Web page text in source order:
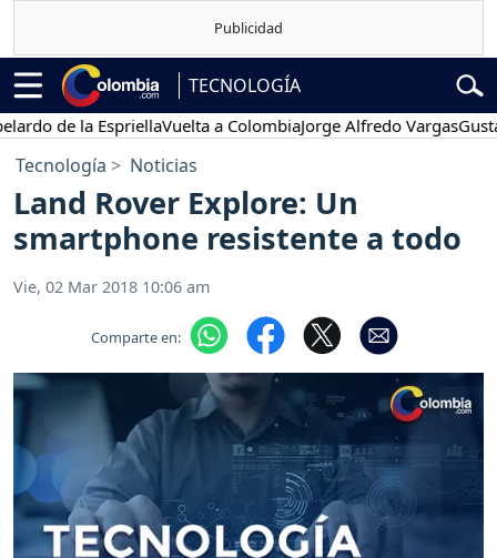
TECNOLOGÍA
de la EspriellaVuelta a ColombiaJorge Alfredo VargasGustavo
Tecnología Noticias
Land Rover Explore: Un
smartphone resistente a todo
Vie, 02 Mar 2018 10:06 am
Comparte en: